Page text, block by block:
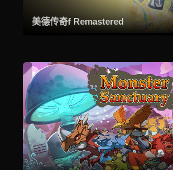
美德传奇f Remastered